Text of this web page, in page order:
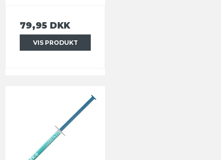
79,95 DKK
VIS PRODUKT